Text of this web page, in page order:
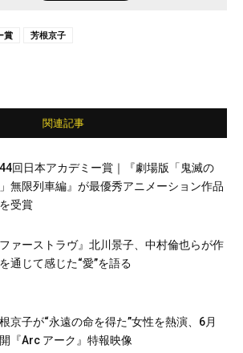
賞 芳根京子
関連記事
回日本アカデミー賞｜『劇場版「鬼滅の
無限列車編』が最優秀アニメーション作品
受賞
ファーストラヴ』北川景子、中村倫也らが作
通じて感じた“愛”を語る
京子が“永遠の命を得た”女性を熱演、6月
『Arc アーク』特報映像